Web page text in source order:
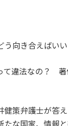
向き合えばいい
違法なの？ 著
健策弁護士が
な国家、情報